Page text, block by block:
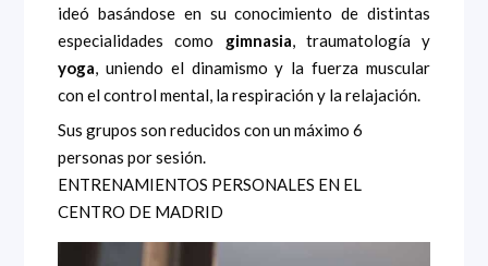
ideó basándose en su conocimiento de distintas
especialidades como gimnasia , traumatología y
yoga , uniendo el dinamismo y la fuerza muscular
con el control mental, la respiración y la relajación.
Sus grupos son reducidos con un máximo 6
personas por sesión.
ENTRENAMIENTOS PERSONALES EN EL
CENTRO DE MADRID